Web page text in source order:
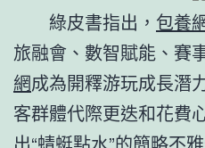
綠皮書指出， 包養
旅融會、數智賦能、賽
網成為開釋游玩成長潛
客群體代際更迭和花費
出“蜻蜓點水”的簡略不